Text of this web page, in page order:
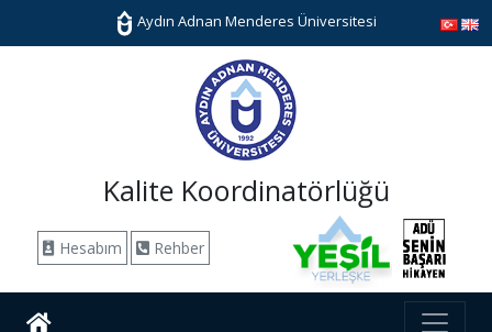
Aydın Adnan Menderes Üniversitesi
Kalite Koordinatörlüğü
Hesabım Rehber